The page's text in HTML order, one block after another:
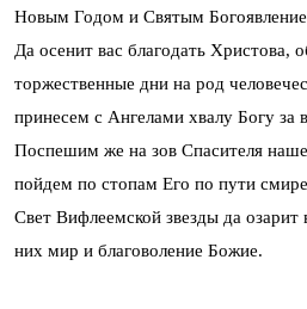
Новым Годом и Святым
Да осенит вас благодать Христова,
торжественные дни на род
принесем с Ангелами хвалу Богу за
Поспешим же на зов Спасителя
пойдем по стопам Его по пути
Свет Вифлеемской звезды да
них мир и благоволение Божие.